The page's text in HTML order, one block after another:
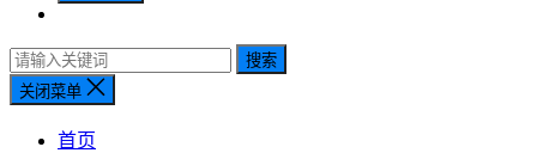
搜索
关闭菜单
首页